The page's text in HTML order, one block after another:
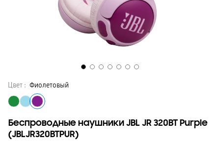
Цвет : Фиолетовый
Беспроводные наушники JBL JR 320BT Purple
(JBLJR320BTPUR)